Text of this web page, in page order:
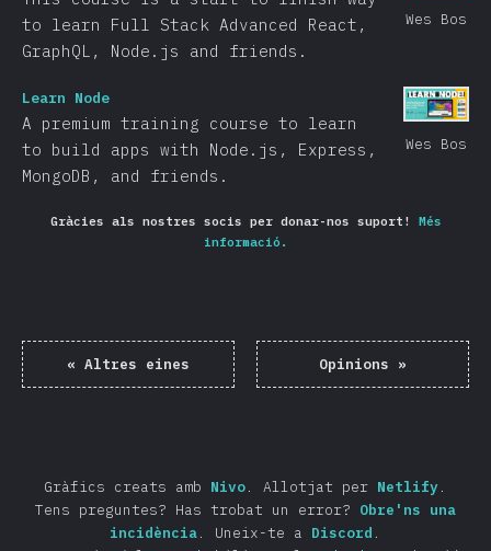
Wes Bos
to learn Full Stack Advanced React,
GraphQL, Node.js and friends.
Wes Bos
Learn Node
A premium training course to learn
to build apps with Node.js, Express,
MongoDB, and friends.
Gràcies als nostres socis per donar-nos suport!
Més
informació.
« Altres eines Opinions »
Gràfics creats amb Nivo. Allotjat per Netlify.
Tens preguntes? Has trobat un error? Obre'ns una
incidència. Uneix-te a Discord .